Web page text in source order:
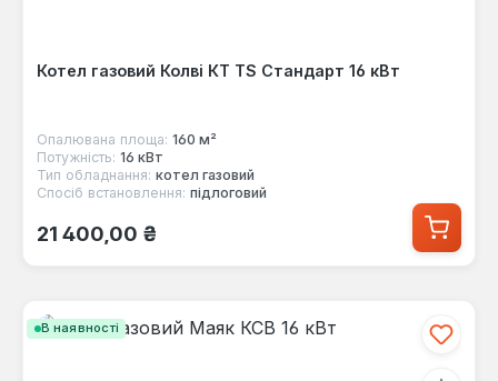
Котел газовий Колві КТ TS Стандарт 16 кВт
Опалювана площа: 160 м²
Потужність: 16 кВт
Тип обладнання: котел газовий
Спосіб встановлення: підлоговий
Звичайна ціна:
21 400,00 ₴
В наявності